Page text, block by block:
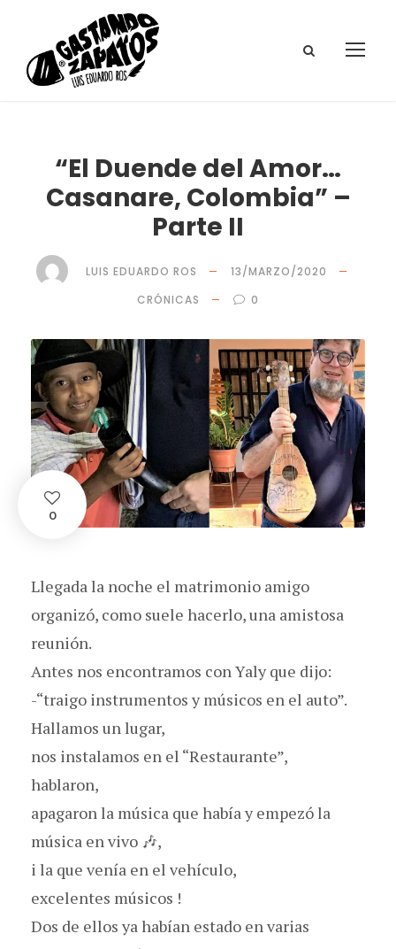
“El Duende del Amor…
Casanare, Colombia” –
Parte II
LUIS EDUARDO ROS
13/MARZO/2020
CRÓNICAS
0
0
Llegada la noche el matrimonio amigo
organizó, como suele hacerlo, una amistosa
reunión.
Antes nos encontramos con Yaly que dijo:
-“traigo instrumentos y músicos en el auto”.
Hallamos un lugar,
nos instalamos en el “Restaurante”,
hablaron,
apagaron la música que había y empezó la
música en vivo 🎶,
i la que venía en el vehículo,
excelentes músicos !
Dos de ellos ya habían estado en varias